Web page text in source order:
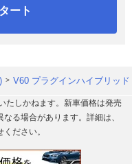
ート
V60 プラグインハイブリッド
たしかねます。新車価格は発売
る場合があります。詳細は、
ださい。